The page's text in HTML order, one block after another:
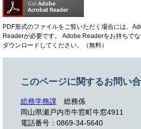
PDF形式のファイルをご覧いただく場合には、
Readerが必要です。
Adobe Readerをお持ちで
ダウンロードしてください。（無料）
このページに関するお問い
総務学務課
総務係
岡山県瀬戸内市牛窓町牛窓4911
電話番号：0869-34-5640